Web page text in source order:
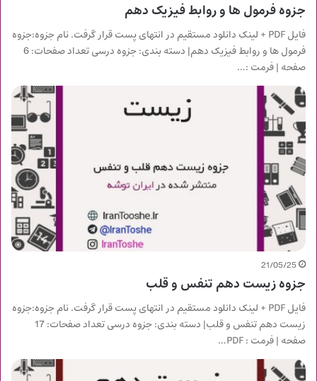
جزوه فرمول ها و روابط فیزیک دهم
فایل PDF + لینک دانلود مستقیم در انتهای پست قرار گرفت. نام جزوه:جزوه
فرمول ها و روابط فیزیک دهم| دسته بندی: جزوه درسی تعداد صفحات: 6
صفحه | فرمت :…
21/05/25
جزوه زیست دهم تنفس و قلب
فایل PDF + لینک دانلود مستقیم در انتهای پست قرار گرفت. نام جزوه:جزوه
زیست دهم تنفس و قلب| دسته بندی: جزوه درسی تعداد صفحات: 17
صفحه | فرمت : PDF…